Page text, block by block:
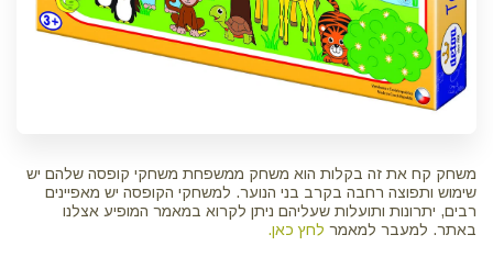
משחק קח את זה בקלות הוא משחק ממשפחת משחקי קופסה שלהם יש
שימוש ותפוצה רחבה בקרב בני הנוער. למשחקי הקופסה יש מאפיינים
רבים, יתרונות ותועלות שעליהם ניתן לקרוא במאמר המופיע אצלנו
באתר. למעבר למאמר לחץ כאן.